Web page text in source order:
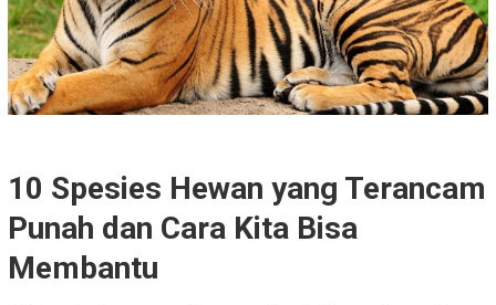
10 Spesies Hewan yang Terancam
Punah dan Cara Kita Bisa
Membantu